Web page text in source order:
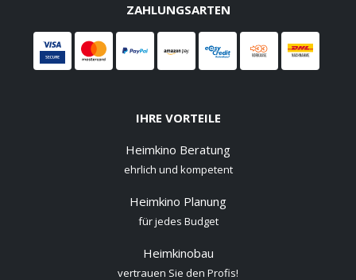
ZAHLUNGSARTEN
IHRE VORTEILE
Heimkino Beratung
ehrlich und kompetent
Heimkino Planung
für jedes Budget
Heimkinobau
vertrauen Sie den Profis!